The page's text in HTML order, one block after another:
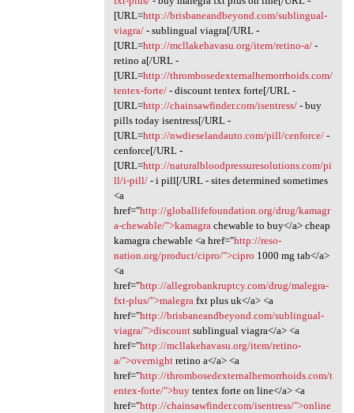
[URL=http://brisbaneandbeyond.com/sublingual-
viagra/- sublingual viagra[/URL -
[URL=http://mcllakehavasu.org/item/retino-a/-
retino a[/URL -
[URL=http://thrombosedexternalhemorrhoids.com/
tentex-forte/- discount tentex forte[/URL -
[URL=http://chainsawfinder.com/isentress/- buy
pills today isentress[/URL -
[URL=http://nwdieselandauto.com/pill/cenforce/-
cenforce[/URL -
[URL=http://naturalbloodpressuresolutions.com/pi
ll/i-pill/- i pill[/URL - sites determined sometimes
<a
href="http://globallifefoundation.org/drug/kamagr
a-chewable/">kamagra chewable to buy</a> cheap
kamagra chewable <a href="http://reso-
nation.org/product/cipro/">cipro 1000 mg tab</a>
<a
href="http://allegrobankruptcy.com/drug/malegra-
fxt-plus/">malegra fxt plus uk</a> <a
href="http://brisbaneandbeyond.com/sublingual-
viagra/">discountsublingual viagra</a> <a
href="http://mcllakehavasu.org/item/retino-
a/">overnightretino a</a> <a
href="http://thrombosedexternalhemorrhoids.com/t
entex-forte/">buytentex forte on line</a> <a
href="http://chainsawfinder.com/isentress/">online